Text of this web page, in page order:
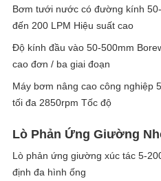
Bơm tưới nước có đường kính
đến 200 LPM Hiệu suất cao
Độ kính đầu vào 50-500mm
cao đơn / ba giai đoạn
Máy bơm nâng cao công nghiệp
tối đa 2850rpm Tốc độ
Lò Phản Ứng Giường
Lò phản ứng giường xúc tác 5-
định đa hình ống